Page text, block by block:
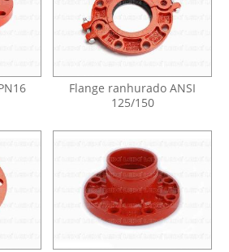
Flange ranhurado ANSI
125/150